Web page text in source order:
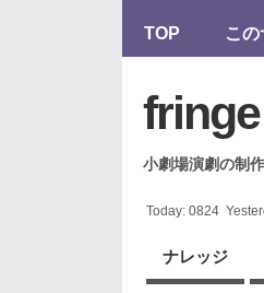
TOP こ
fringe
小劇場演劇の制
Today:0824
ナレッジ